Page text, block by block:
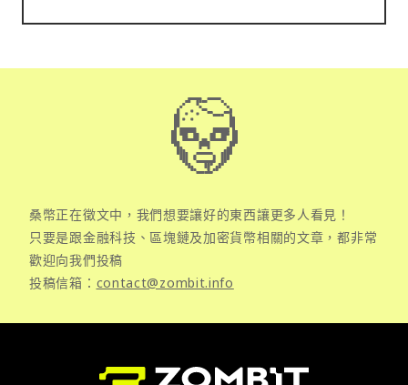
桑幣正在徵文中，我們想要讓好的東西讓更多人看見！
只要是跟金融科技、區塊鏈及加密貨幣相關的文章，都非常
歡迎向我們投稿
投稿信箱： contact@zombit.info